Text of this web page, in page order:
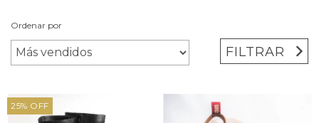
Ordenar por
FILTRAR
25% OFF